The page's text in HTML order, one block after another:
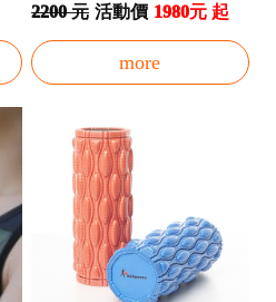
2200 元 活動價 1980元 起
more